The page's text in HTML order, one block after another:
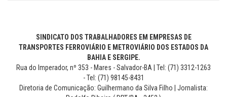
SINDICATO DOS TRABALHADORES EM EMPRESAS DE
TRANSPORTES FERROVIÁRIO E METROVIÁRIO DOS ESTADOS DA
BAHIA E SERGIPE.
Rua do Imperador, nº 353 - Mares - Salvador-BA | Tel: (71) 3312-1263
- Tel: (71) 98145-8431
Diretoria de Comunicação: Guilhermano da Silva Filho | Jornalista: